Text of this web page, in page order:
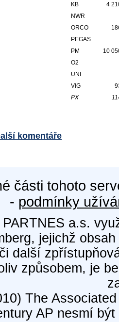
KB
4
NWR
ORCO
PEGAS
PM
10
O2
UNI
VIG
PX
komentáře
části tohoto
- podmínky
PARTNES a.s.
jejichž
další
způsobem, je
The
AP nesmí